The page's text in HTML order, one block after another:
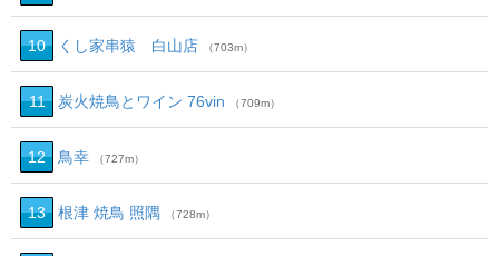
10 くし家串猿 白山店 （703m）
11 炭火焼鳥とワイン 76vin （709m）
12 鳥幸 （727m）
13 根津 焼鳥 照隅 （728m）